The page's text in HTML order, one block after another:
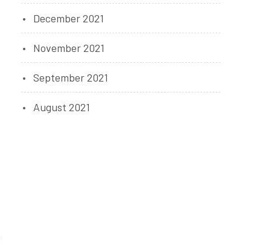
December 2021
November 2021
September 2021
August 2021